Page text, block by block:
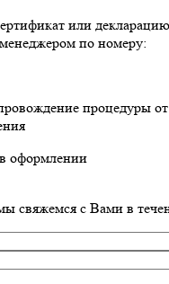
или
по номеру:
процедуры
оформлении
свяжемся с Вами в